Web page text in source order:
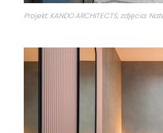
Projekt: KANDO ARCHITECTS, zdjęcia: